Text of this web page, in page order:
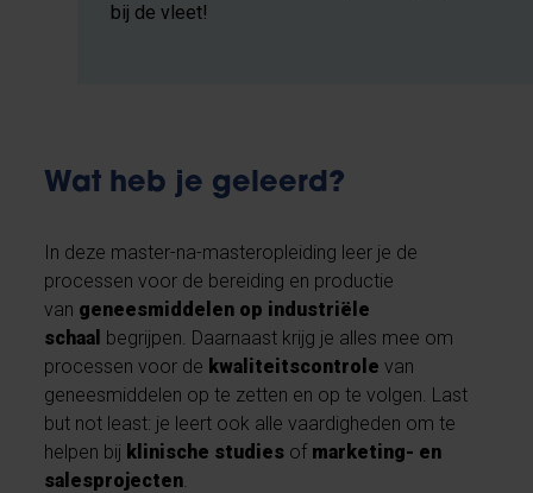
bij de vleet!
Wat heb je geleerd?
In deze master-na-masteropleiding leer je de
processen voor de bereiding en productie
van geneesmiddelen op industriële
schaal begrijpen. Daarnaast krijg je alles mee om
processen voor de kwaliteitscontrole van
geneesmiddelen op te zetten en op te volgen. Last
but not least: je leert ook alle vaardigheden om te
helpen bij klinische studies ofmarketing- en
salesprojecten.